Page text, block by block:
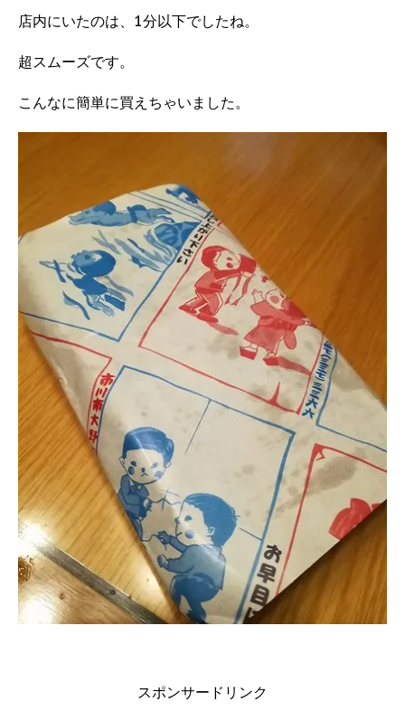
店内にいたのは、1分以下でしたね。
超スムーズです。
こんなに簡単に買えちゃいました。
スポンサードリンク